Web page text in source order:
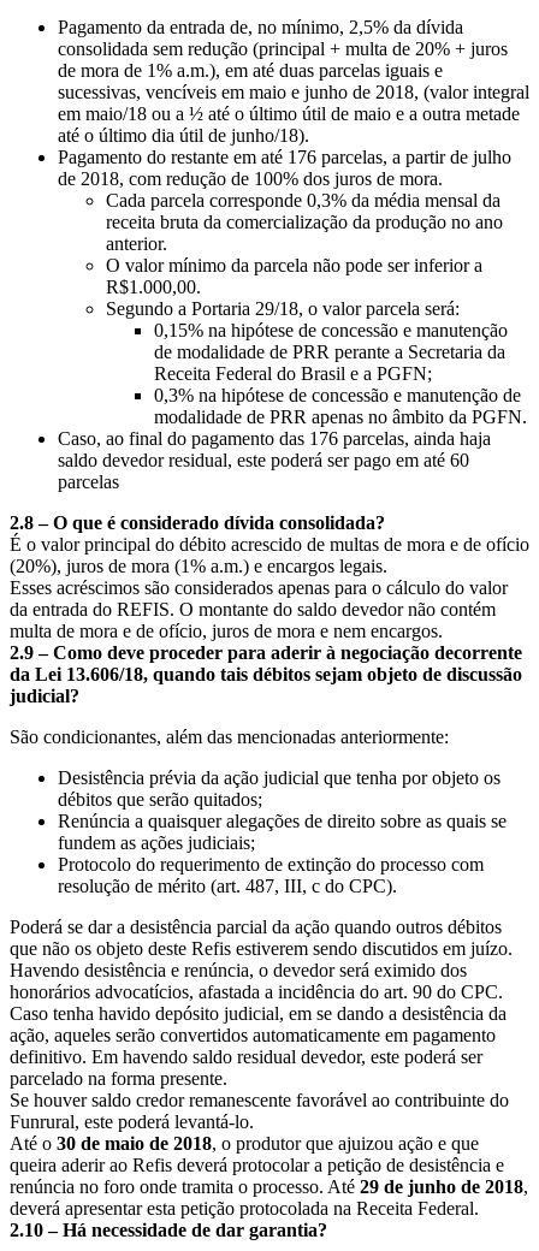
Pagamento da entrada de, no mínimo, 2,5% da dívida
consolidada sem redução (principal + multa de 20% + juros
de mora de 1% a.m.), em até duas parcelas iguais e
sucessivas, vencíveis em maio e junho de 2018, (valor integral
em maio/18 ou a ½ até o último útil de maio e a outra metade
até o último dia útil de junho/18).
Pagamento do restante em até 176 parcelas, a partir de julho
de 2018, com redução de 100% dos juros de mora.
Cada parcela corresponde 0,3% da média mensal da
receita bruta da comercialização da produção no ano
anterior.
O valor mínimo da parcela não pode ser inferior a
R$1.000,00.
Segundo a Portaria 29/18, o valor parcela será:
0,15% na hipótese de concessão e manutenção
de modalidade de PRR perante a Secretaria da
Receita Federal do Brasil e a PGFN;
0,3% na hipótese de concessão e manutenção de
modalidade de PRR apenas no âmbito da PGFN.
Caso, ao final do pagamento das 176 parcelas, ainda haja
saldo devedor residual, este poderá ser pago em até 60
parcelas
2.8 – O que é considerado dívida consolidada?
É o valor principal do débito acrescido de multas de mora e de ofício
(20%), juros de mora (1% a.m.) e encargos legais.
Esses acréscimos são considerados apenas para o cálculo do valor
da entrada do REFIS. O montante do saldo devedor não contém
multa de mora e de ofício, juros de mora e nem encargos.
2.9 – Como deve proceder para aderir à negociação decorrente
da Lei 13.606/18, quando tais débitos sejam objeto de discussão
judicial?
São condicionantes, além das mencionadas anteriormente:
Desistência prévia da ação judicial que tenha por objeto os
débitos que serão quitados;
Renúncia a quaisquer alegações de direito sobre as quais se
fundem as ações judiciais;
Protocolo do requerimento de extinção do processo com
resolução de mérito (art. 487, III, c do CPC).
Poderá se dar a desistência parcial da ação quando outros débitos
que não os objeto deste Refis estiverem sendo discutidos em juízo.
Havendo desistência e renúncia, o devedor será eximido dos
honorários advocatícios, afastada a incidência do art. 90 do CPC.
Caso tenha havido depósito judicial, em se dando a desistência da
ação, aqueles serão convertidos automaticamente em pagamento
definitivo. Em havendo saldo residual devedor, este poderá ser
parcelado na forma presente.
Se houver saldo credor remanescente favorável ao contribuinte do
Funrural, este poderá levantá-lo.
Até o 30 de maio de 2018, o produtor que ajuizou ação e que
queira aderir ao Refis deverá protocolar a petição de desistência e
renúncia no foro onde tramita o processo. Até 29 de junho de 2018,
deverá apresentar esta petição protocolada na Receita Federal.
2.10 – Há necessidade de dar garantia?